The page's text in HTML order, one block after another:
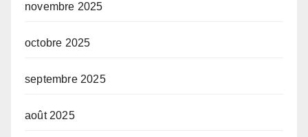
novembre 2025
octobre 2025
septembre 2025
août 2025